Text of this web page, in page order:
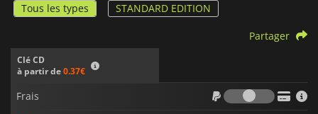
Tous les types STANDARD EDITION
Clé CD
à partir de0.37€
Partager
Frais
Frais